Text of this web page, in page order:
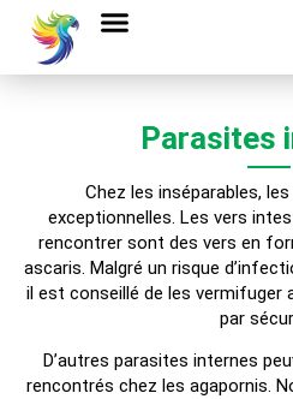
Parasites
Chez les inséparables,
exceptionnelles. Les vers
rencontrer sont des vers en
ascaris. Malgré un risque
il est conseillé de les vermifuger
par
D’autres parasites internes
rencontrés chez les agapornis.